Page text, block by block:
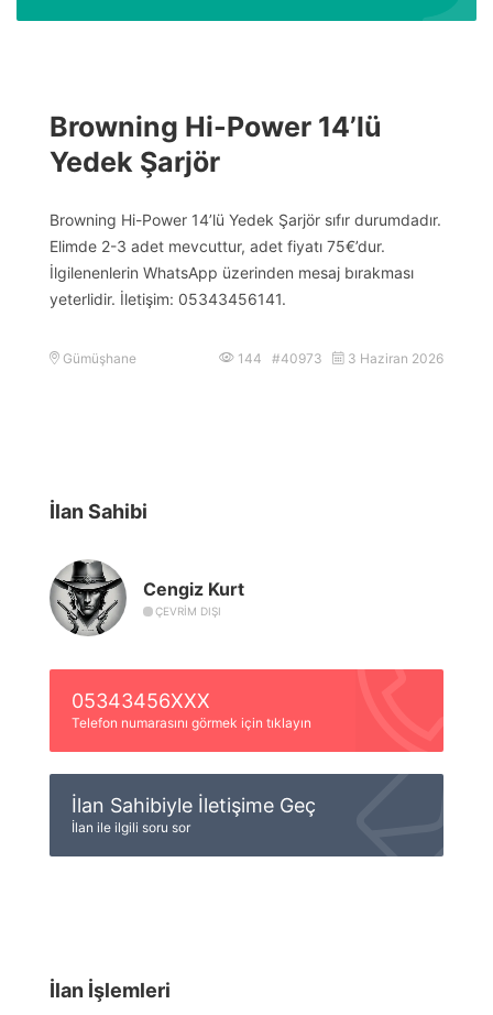
Browning Hi-Power 14’lü
Yedek Şarjör
Browning Hi-Power 14’lü Yedek Şarjör sıfır durumdadır.
Elimde 2-3 adet mevcuttur, adet fiyatı 75€’dur.
İlgilenenlerin WhatsApp üzerinden mesaj bırakması
yeterlidir. İletişim: 05343456141.
Gümüşhane 144 #40973 3 Haziran 2026
İlan Sahibi
Cengiz Kurt
ÇEVRIM DIŞI
05343456XXX
Telefon numarasını görmek için tıklayın
İlan Sahibiyle İletişime Geç
İlan ile ilgili soru sor
İlan İşlemleri